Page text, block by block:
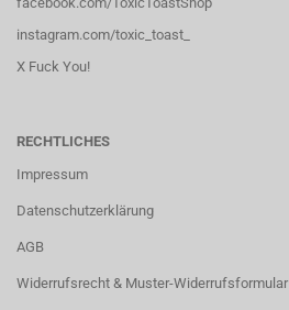
instagram.com/toxic_toast_
X Fuck You!
RECHTLICHES
Impressum
Datenschutzerklärung
AGB
Widerrufsrecht & Muster-Widerrufsformular